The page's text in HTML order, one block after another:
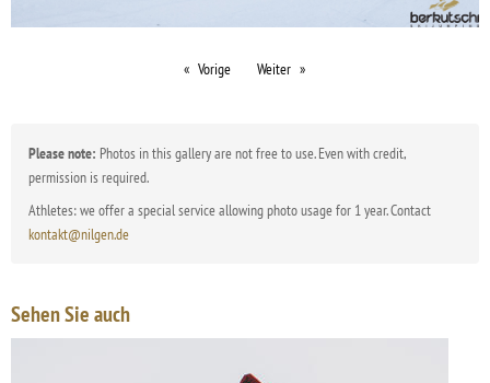
Vorige Weiter
Please note: Photos in this gallery are not free to use. Even with credit,
permission is required.
Athletes: we offer a special service allowing photo usage for 1 year. Contact
kontakt@nilgen.de
Sehen Sie auch